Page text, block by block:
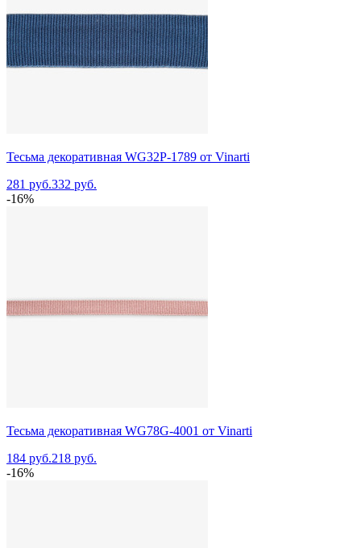
Тесьма декоративная WG32P-1789 от Vinarti
281 руб.332 руб.
-16%
Тесьма декоративная WG78G-4001 от Vinarti
184 руб.218 руб.
-16%